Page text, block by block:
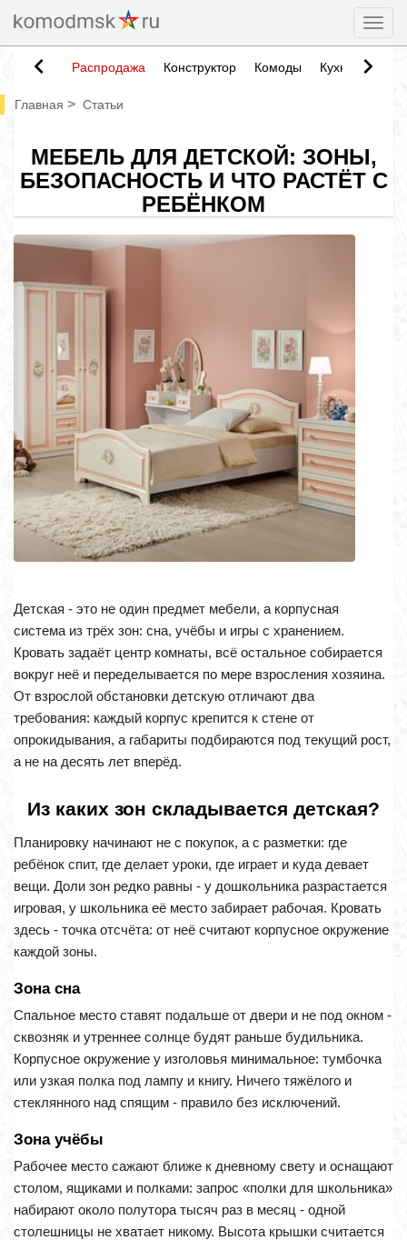
Распродажа Конструктор Комоды Кухни
Главная > Статьи
МЕБЕЛЬ ДЛЯ ДЕТСКОЙ: ЗОНЫ,
БЕЗОПАСНОСТЬ И ЧТО РАСТЁТ С
РЕБЁНКОМ
Детская - это не один предмет мебели, а корпусная
система из трёх зон: сна, учёбы и игры с хранением.
Кровать задаёт центр комнаты, всё остальное собирается
вокруг неё и переделывается по мере взросления хозяина.
От взрослой обстановки детскую отличают два
требования: каждый корпус крепится к стене от
опрокидывания, а габариты подбираются под текущий рост,
а не на десять лет вперёд.
Из каких зон складывается детская?
Планировку начинают не с покупок, а с разметки: где
ребёнок спит, где делает уроки, где играет и куда девает
вещи. Доли зон редко равны - у дошкольника разрастается
игровая, у школьника её место забирает рабочая. Кровать
здесь - точка отсчёта: от неё считают корпусное окружение
каждой зоны.
Зона сна
Спальное место ставят подальше от двери и не под окном -
сквозняк и утреннее солнце будят раньше будильника.
Корпусное окружение у изголовья минимальное: тумбочка
или узкая полка под лампу и книгу. Ничего тяжёлого и
стеклянного над спящим - правило без исключений.
Зона учёбы
Рабочее место сажают ближе к дневному свету и оснащают
столом, ящиками и полками: запрос «полки для школьника»
набирают около полутора тысяч раз в месяц - одной
столешницы не хватает никому. Высота крышки считается